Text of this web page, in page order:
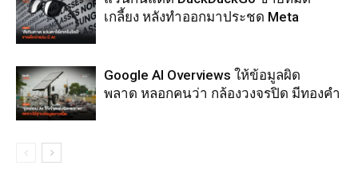
เกลี้ยง หลังทำออกมาประชด Meta
Google AI Overviews ให้ข้อมูลผิด
พลาด หลอกคนว่า กล้องวงจรปิด มีทองคำ